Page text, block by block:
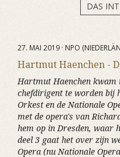
DAS
27. MAI 2019 · NPO
Hartmut Haenchen -
Hartmut Haenchen kwam
chefdirigent te worden bij
Orkest en de Nationale
met de opera's van
hem op in Dresden, waar
deel 3 gaat het over zijn
Opera (nu Nationale